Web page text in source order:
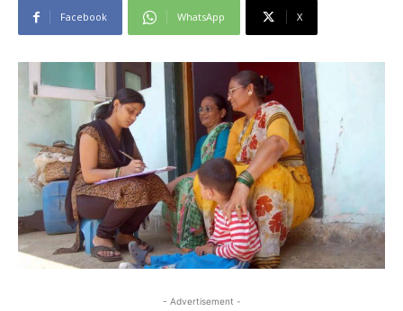
Facebook WhatsApp X
- Advertisement -